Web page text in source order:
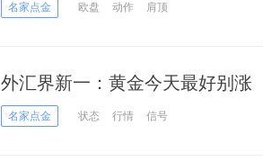
名家点金 欧盘 动作 肩顶
外汇界新一：黄金今天最好别涨
名家点金 状态 行情 信号